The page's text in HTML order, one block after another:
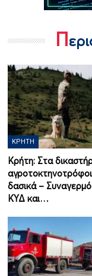
Π
ΚΡΉΤΗ
Κρήτη: Στα
δασικά –
ΚΥΔ και…